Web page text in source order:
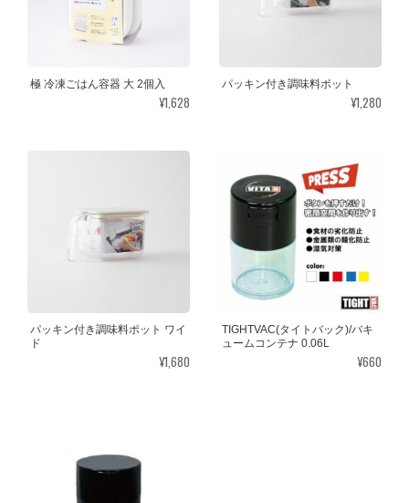
極 冷凍ごはん容器 大 2個入
¥1,628
パッキン付き調味料ポット
¥1,280
パッキン付き調味料ポット ワイ
ド
¥1,680
TIGHTVAC(タイトバック)/バキ
ュームコンテナ 0.06L
¥660